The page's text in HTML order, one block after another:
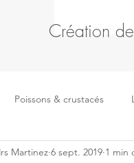
Création
Poissons & crustacés
Kidsmeal
Martinez 6 sept. 2019 1 min